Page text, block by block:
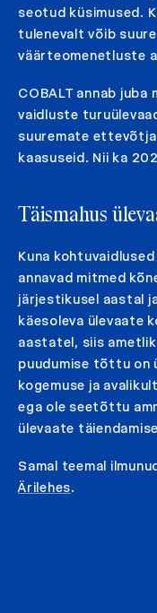
seotud küsimused.
tulenevalt võib
väärteomenetluste
COBALT annab
vaidluste
suuremate
kaasuseid. Nii ka
Täismahus
Kuna
annavad mitmed
järjestikusel aastal
käesoleva ülevaate
aastatel, siis
puudumise tõttu on
kogemuse ja
ega ole seetõttu
ülevaate
Samal teemal
Ärilehes.